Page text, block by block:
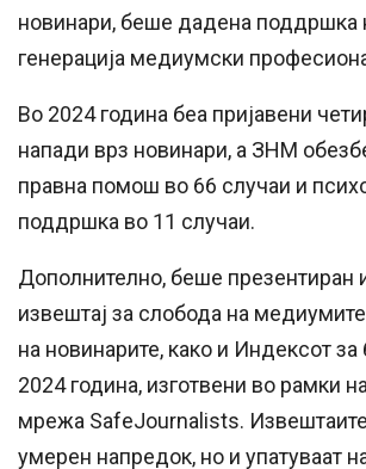
новинари, беше дадена поддршка
генерација медиумски
Во 2024 година беа пријавени
напади врз новинари, а ЗНМ
правна помош во 66 случаи и
поддршка во 11 случаи.
Дополнително, беше презентиран
извештај за слобода на
на новинарите, како и Индексот за
2024 година, изготвени во рамки
мрежа SafeJournalists.
умерен напредок, но и упатуваат